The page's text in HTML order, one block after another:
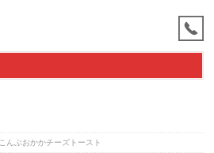
こんぶおかかチーズトースト